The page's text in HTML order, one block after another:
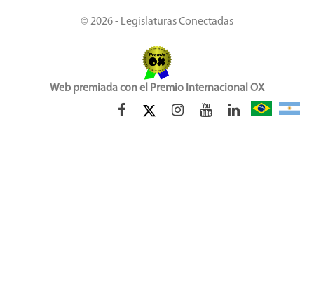
© 2026 - Legislaturas Conectadas
Web premiada con el Premio Internacional OX